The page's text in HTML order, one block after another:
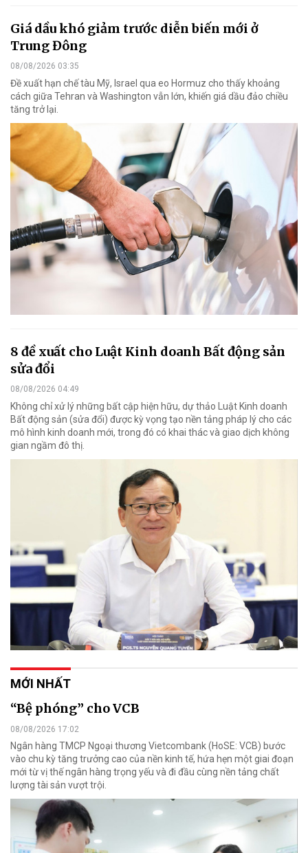
Giá dầu khó giảm trước diễn biến mới ở
Trung Đông
08/08/2026 03:35
Đề xuất hạn chế tàu Mỹ, Israel qua eo Hormuz cho thấy khoảng
cách giữa Tehran và Washington vẫn lớn, khiến giá dầu đảo chiều
tăng trở lại.
8 đề xuất cho Luật Kinh doanh Bất động sản
sửa đổi
08/08/2026 04:49
Không chỉ xử lý những bất cập hiện hữu, dự thảo Luật Kinh doanh
Bất động sản (sửa đổi) được kỳ vọng tạo nền tảng pháp lý cho các
mô hình kinh doanh mới, trong đó có khai thác và giao dịch không
gian ngầm đô thị.
MỚI NHẤT
“Bệ phóng” cho VCB
08/08/2026 17:02
Ngân hàng TMCP Ngoại thương Vietcombank (HoSE: VCB) bước
vào chu kỳ tăng trưởng cao của nền kinh tế, hứa hẹn một giai đoạn
mới từ vị thế ngân hàng trọng yếu và đi đầu cùng nền tảng chất
lượng tài sản vượt trội.